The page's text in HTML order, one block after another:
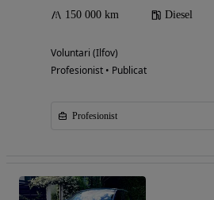
150 000 km Diesel
Voluntari (Ilfov)
Profesionist • Publicat
Profesionist